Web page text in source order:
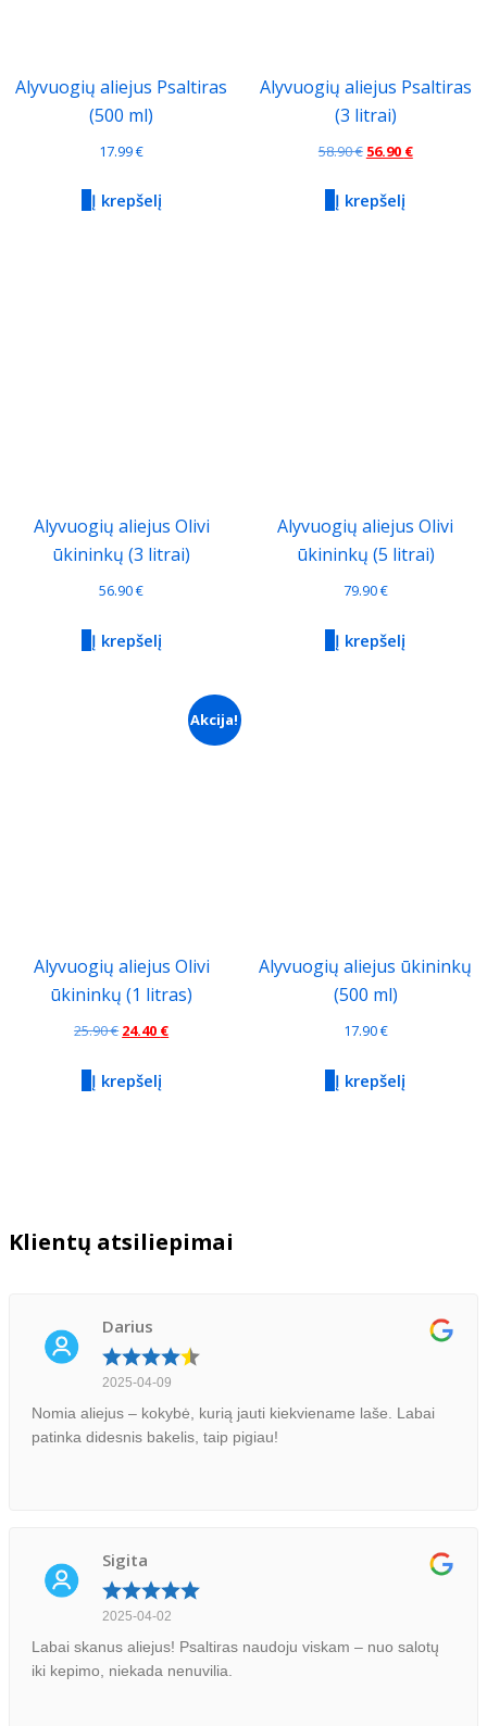
Alyvuogių aliejus Psaltiras
(500 ml)
17.99€
Į krepšelį
Alyvuogių aliejus Psaltiras
(3 litrai)
58.90€ Original
was:
56.90 €Current
Į krepšelį
Alyvuogių aliejus Olivi
ūkininkų (3 litrai)
56.90€
Į krepšelį
Alyvuogių aliejus Olivi
ūkininkų (5 litrai)
79.90€
Į krepšelį
Akcija!
Alyvuogių aliejus Olivi
ūkininkų (1 litras)
25.90€ Original
was:
24.40 €Current
Į krepšelį
Alyvuogių aliejus ūkininkų
(500 ml)
17.90€
Į krepšelį
Klientų atsiliepimai
Darius
2025-04-09
Nomia aliejus – kokybė, kurią jauti kiekviename laše. Labai
patinka didesnis bakelis, taip pigiau!
Sigita
2025-04-02
Labai skanus aliejus! Psaltiras naudoju viskam – nuo salotų
iki kepimo, niekada nenuvilia.